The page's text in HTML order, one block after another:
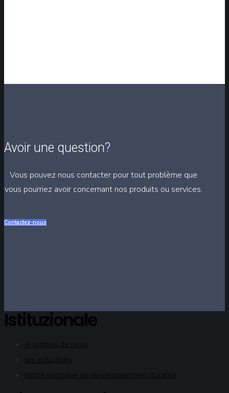
Avoir une question?
Vous pouvez nous contacter pour tout problème que
vous pourriez avoir concernant nos produits ou services.
Contactez-nous
Istituzionale
A propos de nous
les industries
Notre politique de développement durable